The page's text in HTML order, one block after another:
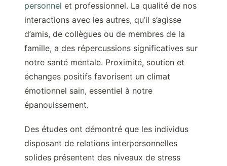
personnel et professionnel. La qualité de nos
interactions avec les autres, qu’il s’agisse
d’amis, de collègues ou de membres de la
famille, a des répercussions significatives sur
notre santé mentale. Proximité, soutien et
échanges positifs favorisent un climat
émotionnel sain, essentiel à notre
épanouissement.
Des études ont démontré que les individus
disposant de relations interpersonnelles
solides présentent des niveaux de stress